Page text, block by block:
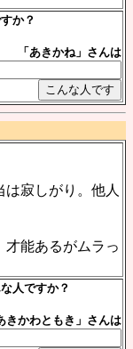
か？
「あきかね」さんは
寂しがり。他人
才能あるがムラっ
人ですか？
きかわともき」さんは